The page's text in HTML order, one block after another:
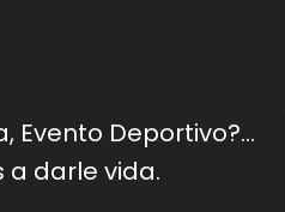
Evento Deportivo?…
a darle vida.